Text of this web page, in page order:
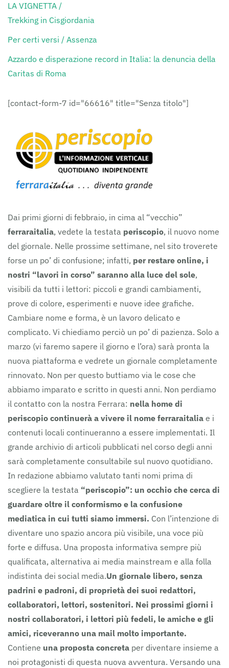
LA VIGNETTA /
Trekking in Cisgiordania
Per certi versi / Assenza
Azzardo e disperazione record in Italia: la denuncia della
Caritas di Roma
[contact-form-7 id="66616" title="Senza titolo"]
Dai primi giorni di febbraio, in cima al “vecchio”
ferraraitalia, vedete la testata periscopio, il nuovo nome
del giornale. Nelle prossime settimane, nel sito troverete
forse un po’ di confusione; infatti, per restare online, i
nostri “lavori in corso” saranno alla luce del sole,
visibili da tutti i lettori: piccoli e grandi cambiamenti,
prove di colore, esperimenti e nuove idee grafiche.
Cambiare nome e forma, è un lavoro delicato e
complicato. Vi chiediamo perciò un po’ di pazienza. Solo a
marzo (vi faremo sapere il giorno e l’ora) sarà pronta la
nuova piattaforma e vedrete un giornale completamente
rinnovato. Non per questo buttiamo via le cose che
abbiamo imparato e scritto in questi anni. Non perdiamo
il contatto con la nostra Ferrara: nella home di
periscopio continuerà a vivere il nome ferraraitalia e i
contenuti locali continueranno a essere implementati. Il
grande archivio di articoli pubblicati nel corso degli anni
sarà completamente consultabile sul nuovo quotidiano.
In redazione abbiamo valutato tanti nomi prima di
scegliere la testata “periscopio”: un occhio che cerca di
guardare oltre il conformismo e la confusione
mediatica in cui tutti siamo immersi. Con l’intenzione di
diventare uno spazio ancora più visibile, una voce più
forte e diffusa. Una proposta informativa sempre più
qualificata, alternativa ai media mainstream e alla folla
indistinta dei social media.Un giornale libero, senza
padrini e padroni, di proprietà dei suoi redattori,
collaboratori, lettori, sostenitori. Nei prossimi giorni i
nostri collaboratori, i lettori più fedeli, le amiche e gli
amici, riceveranno una mail molto importante.
Contiene una proposta concreta per diventare insieme a
noi protagonisti di questa nuova avventura. Versando una